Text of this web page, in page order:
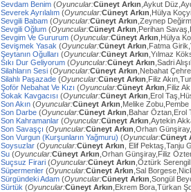
Sevdam Benim (Oyuncular:Cüneyt Arkın ,Aykut
Severek Ayrılalım (Oyuncular:Cüneyt Arkın ,Hülya
Sevgili Babam (Oyuncular:Cüneyt Arkın ,Zeynep
Sevgili Oğlum (Oyuncular:Cüneyt Arkın ,Perihan
Sevgim Ve Gururum (Oyuncular:Cüneyt Arkın ,Hülya
Sevişmek Yasak (Oyuncular:Cüneyt Arkın ,Fatma
Şeytanın Oğulları (Oyuncular:Cüneyt Arkın ,Yılmaz
Sıkı Dur Geliyorum (Oyuncular:Cüneyt Arkın ,Sadri
Silahların Sesi (Oyuncular:Cüneyt Arkın ,Nebahat
Silahlı Paşazade (Oyuncular:Cüneyt Arkın ,Filiz
Şoför Nebahat Ve Kızı (Oyuncular:Cüneyt Arkın ,Filiz
Sokak Kavgacısı (Oyuncular:Cüneyt Arkın ,Erol
Son Akın (Oyuncular:Cüneyt Arkın ,Melike
Son Darbe (Oyuncular:Cüneyt Arkın ,Bahar Öztan,Erol
Son Kahramanlar (Oyuncular:Cüneyt Arkın ,Aytekin
Son Savaşçı (Oyuncular:Cüneyt Arkın ,Orhan
Son Vurgun (Kurşunların Yağmuru) (Oyuncular:Cüneyt
Soysuzlar (Oyuncular:Cüneyt Arkın , Elif Pektaş,Tanju
Su (Oyuncular:Cüneyt Arkın ,Orhan Günşiray,Filiz
Suçsuz Firari (Oyuncular:Cüneyt Arkın ,Öztürk
Süpermenler (Oyuncular:Cüneyt Arkın ,Sal
Sürgündeki Adam (Oyuncular:Cüneyt Arkın ,Songül
Sürtük (Oyuncular:Cüneyt Arkın ,Ekrem Bora,Türkan